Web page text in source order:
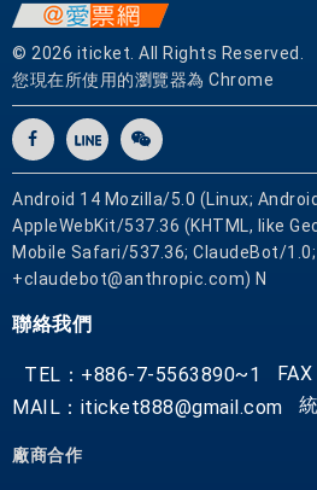
© 2026 iticket. All Rights Reserved.
您現在所使用的瀏覽器為 Chrome
Android 14 Mozilla/5.0 (Linux;
AppleWebKit/537.36 (KHTML, like
Mobile Safari/537.36; ClaudeBot/1.0;
+claudebot@anthropic.com) N
聯絡我們
TEL：+886-7-5563890~1
MAIL：iticket888@gmail.com
廠商合作